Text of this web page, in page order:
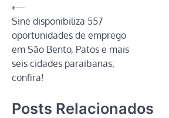
Navegação
de
Post
⟵
Sine disponibiliza 557
oportunidades de emprego
em São Bento, Patos e mais
seis cidades paraibanas;
confira!
Posts Relacionados